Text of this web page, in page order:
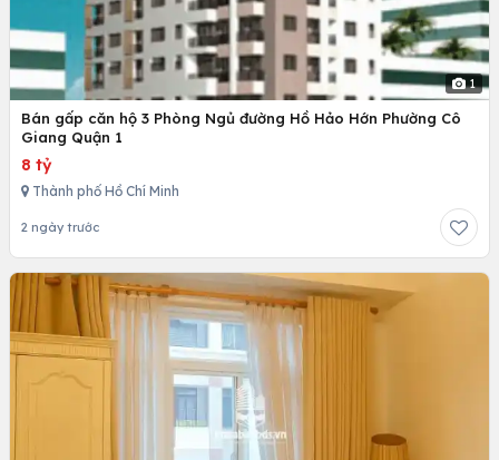
1
Bán gấp căn hộ 3 Phòng Ngủ đường Hồ Hảo Hớn Phường Cô
Giang Quận 1
8 tỷ
Thành phố Hồ Chí Minh
2 ngày trước